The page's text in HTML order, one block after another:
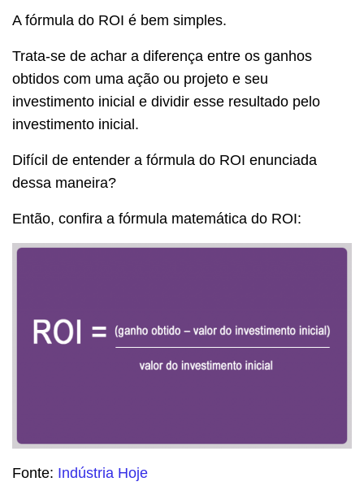
A fórmula do ROI é bem simples.
Trata-se de achar a diferença entre os ganhos
obtidos com uma ação ou projeto e seu
investimento inicial e dividir esse resultado pelo
investimento inicial.
Difícil de entender a fórmula do ROI enunciada
dessa maneira?
Então, confira a fórmula matemática do ROI:
Fonte: Indústria Hoje